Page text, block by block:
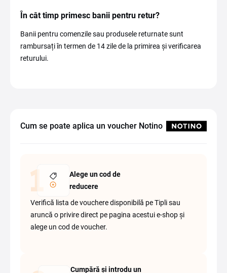
În cât timp primesc banii pentru retur?
Banii pentru comenzile sau produsele returnate sunt
rambursați în termen de 14 zile de la primirea și verificarea
returului.
Cum se poate aplica un voucher Notino
Alege un cod de
reducere
Verifică lista de vouchere disponibilă pe Tipli sau
aruncă o privire direct pe pagina acestui e-shop și
alege un cod de voucher.
Cumpără și introdu un